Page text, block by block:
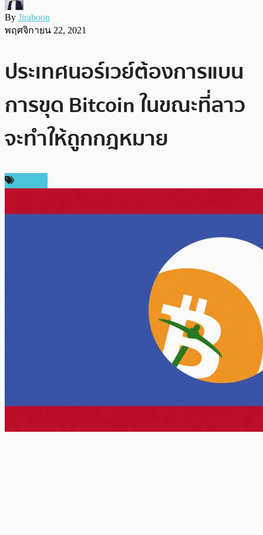
By Jiraboon
พฤศจิกายน 22, 2021
ประเทศนอร์เวย์ต้องการแบน
การขุด Bitcoin ในขณะที่ลาว
จะทำให้ถูกกฎหมาย